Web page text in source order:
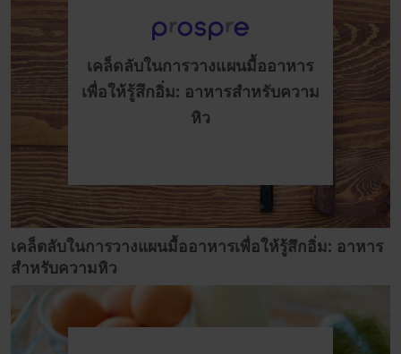
เคล็ดลับในการวางแผนมื้ออาหาร
เพื่อให้รู้สึกอิ่ม: อาหารสำหรับความ
หิว
เคล็ดลับในการวางแผนมื้ออาหารเพื่อให้รู้สึกอิ่ม: อาหาร
สำหรับความหิว